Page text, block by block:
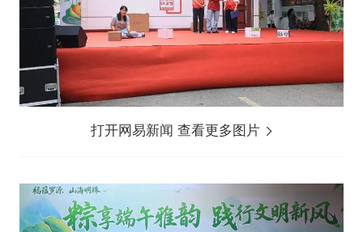
打开网易新闻 查看更多图片